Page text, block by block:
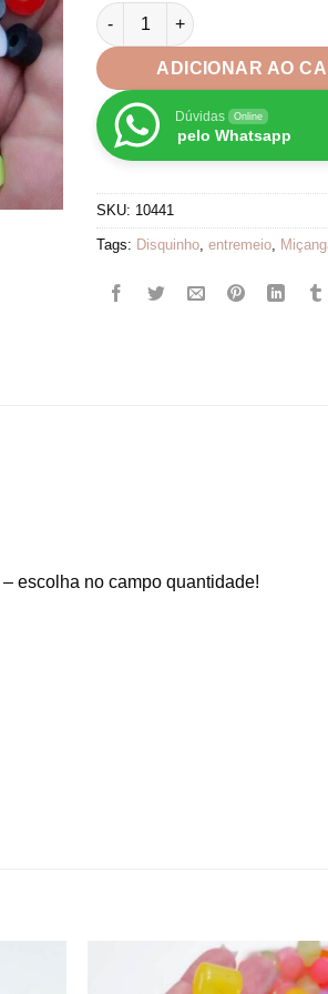
Miçanga Disquinho Entremeio
ADICIONAR AO
Dúvidas Online
pelo Whatsapp
SKU: 10441
Tags: Disquinho entremeio
– escolha no campo quantidade!